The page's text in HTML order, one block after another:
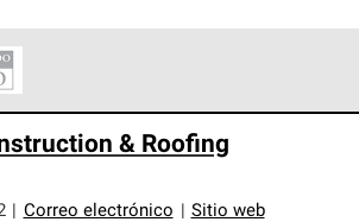
estrictos de profesionalismo,
de sistemas de techos.
& Roofing
Correo electrónico Sitio web